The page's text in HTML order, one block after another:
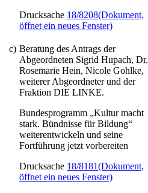
Drucksache 18/8208(Dokument,
öffnet ein neues Fenster)
c) Beratung des Antrags der
Abgeordneten Sigrid Hupach, Dr.
Rosemarie Hein, Nicole Gohlke,
weiterer Abgeordneter und der
Fraktion DIE LINKE.
Bundesprogramm „Kultur macht
stark. Bündnisse für Bildung“
weiterentwickeln und seine
Fortführung jetzt vorbereiten
Drucksache 18/8181(Dokument,
öffnet ein neues Fenster)